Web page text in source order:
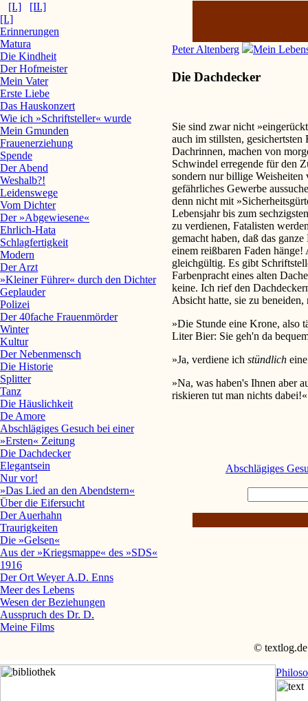
Peter Altenberg Mein
Die Dachdecker
Sie sind zwar nicht
auch im stillsten, gesichertsten
Dachrinnen, machen von
Schwindel erregende für den
sondern nur billige
gefährliches Gewerbe
denn nicht mit
Lebensjahr bis zum
zu verdienen, Fatalisten
gemacht haben, daß das
einem reißbaren Faden
gleichgültig. Es gibt
Farbenpracht eines alten
keine. Ich rief den
Absicht hatte, sie zu
»Die Stunde eine Krone, also
Liter Bier: Sie geh'n da
»Ja, verdiene ich stündlich
»Na, was haben's Ihnen aber
riskieren tut man nichts dabei!«
Abschlägiges
[I.]
[II.]
[I.]
Erinnerungen
Matura
Die Kindheit
Der Hofmeister
Mein Vater
Erste Liebe
Das Hauskonzert
Wie ich »Schriftsteller« wurde
Mein Gmunden
Frauenerziehung
Spende
Der Abend
Weshalb?!
Leidenswege
Vom Dichter
Der »Abgewiesene«
Ehrlich-Hata
Schlagfertigkeit
Modern
Der Arzt
»Kleiner Führer« durch den Dichter
Geplauder
Polizei
Der 40fache Frauenmörder
Winter
Kultur
Der Nebenmensch
Die Historie
Splitter
Tanz
Die Häuslichkeit
De Amore
Abschlägiges Gesuch bei einer
»Ersten« Zeitung
Die Dachdecker
Elegantsein
Nur vor!
»Das Lied an den Abendstern«
Über die Eifersucht
Der Auerhahn
Traurigkeiten
Die »Gelsen«
Aus der »Kriegsmappe« des »SDS«
1916
Der Ort Weyer A.D. Enns
Meer des Lebens
Wesen der Beziehungen
Ausspruch des Dr. D.
Meine Films
© textlog.de